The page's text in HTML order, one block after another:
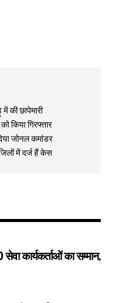
की छापेमारी
किया गिरफ्तार
जोनल कमांडर
में दर्ज हैं केस
कार्यकर्ताओं का सम्मान,